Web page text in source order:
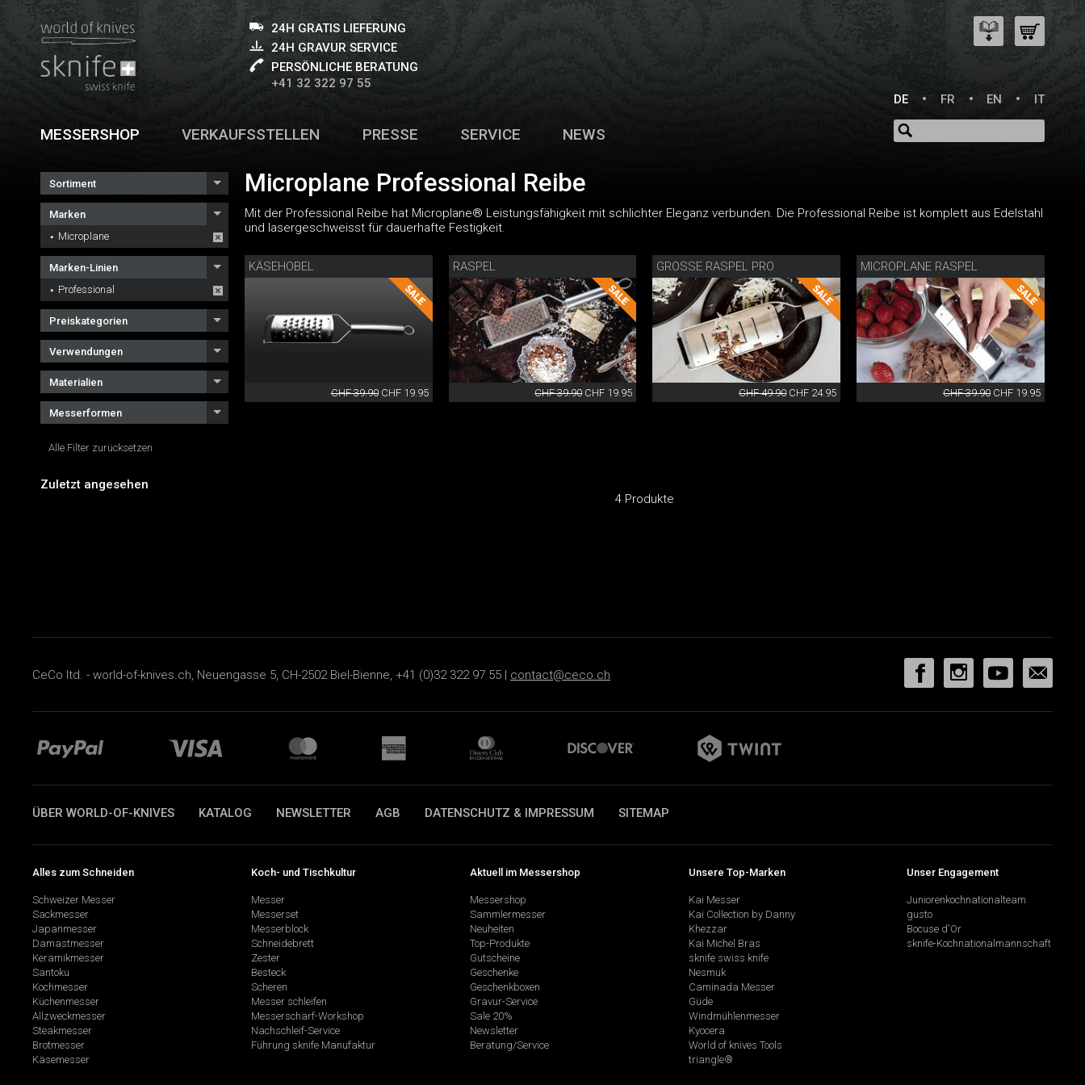
24H GRATIS LIEFERUNG
24H GRAVUR SERVICE
PERSÖNLICHE BERATUNG
+41 32 322 97 55
DE
FR EN IT
MESSERSHOP VERKAUFSSTELLEN PRESSE SERVICE NEWS
Sortiment
Marken
Microplane
Marken-Linien
Professional
Preiskategorien
Verwendungen
Materialien
Messerformen
Alle Filter zurücksetzen
Zuletzt angesehen
Microplane Professional Reibe
Mit der Professional Reibe hat Microplane® Leistungsfähigkeit mit schlichter Eleganz verbunden. Die Professional Reibe ist komplett aus Edelstahl
und lasergeschweisst für dauerhafte Festigkeit.
KÄSEHOBEL
CHF 39.90 CHF 19.95
RASPEL
CHF 39.90 CHF 19.95
GROSSE RASPEL PRO
CHF 49.90 CHF 24.95
MICROPLANE RASPEL
CHF 39.90 CHF 19.95
4 Produkte
CeCo ltd. - world-of-knives.ch, Neuengasse 5, CH-2502 Biel-Bienne, +41 (0)32 322 97 55 | contact@ceco.ch
ÜBER WORLD-OF-KNIVES KATALOG NEWSLETTER AGB DATENSCHUTZ & IMPRESSUM SITEMAP
Alles zum Schneiden
Schweizer Messer
Sackmesser
Japanmesser
Damastmesser
Keramikmesser
Santoku
Kochmesser
Küchenmesser
Allzweckmesser
Steakmesser
Brotmesser
Käsemesser
Koch- und Tischkultur
Messer
Messerset
Messerblock
Schneidebrett
Zester
Besteck
Scheren
Messer schleifen
Messerschärf-Workshop
Nachschleif-Service
Führung sknife Manufaktur
Aktuell im Messershop
Messershop
Sammlermesser
Neuheiten
Top-Produkte
Gutscheine
Geschenke
Geschenkboxen
Gravur-Service
Sale 20%
Newsletter
Beratung/Service
Unsere Top-Marken
Kai Messer
Kai Collection by Danny
Khezzar
Kai Michel Bras
sknife swiss knife
Nesmuk
Caminada Messer
Güde
Windmühlenmesser
Kyocera
World of knives Tools
triangle®
Unser Engagement
Juniorenkochnationalteam
gusto
Bocuse d'Or
sknife-Kochnationalmannschaft